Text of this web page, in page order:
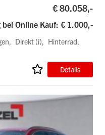
€ 80.058,-
bei Online Kauf: € 1.000,-
Direkt (i)
Hinterrad
Details